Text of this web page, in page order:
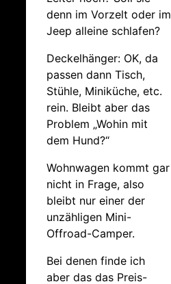
denn im Vorzelt oder im
Jeep alleine schlafen?
Deckelhänger: OK, da
passen dann Tisch,
Stühle, Miniküche, etc.
rein. Bleibt aber das
Problem „Wohin mit
dem Hund?“
Wohnwagen kommt gar
nicht in Frage, also
bleibt nur einer der
unzähligen Mini-
Offroad-Camper.
Bei denen finde ich
aber das das Preis-